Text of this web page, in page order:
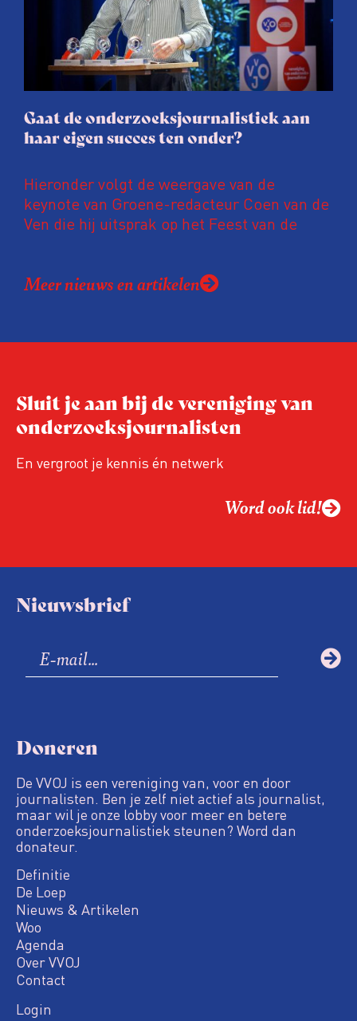
soms worden publicaties aangepast of
gaat de hele publicatie zelfs niet door.
Gaat de onderzoeksjournalistiek aan
haar eigen succes ten onder?
Hieronder volgt de weergave van de
keynote van Groene-redacteur Coen van de
Ven die hij uitsprak op het Feest van de
Coen uit zijn zorgen over de relatie tussen
de macht, de pers en het publiek aan de
Niet de maker, maar de ontvanger
relevant in tijden van nieuwe verzuiling?
Hoe moet de journalistiek omgaan met
een steeds onverschilligere macht?
Meer nieuws en artikelen
Sluit je aan bij de vereniging van
onderzoeksjournalisten
En vergroot je kennis én netwerk
Word ook lid!
Nieuwsbrief
Doneren
De VVOJ is een vereniging van, voor en door
journalisten. Ben je zelf niet actief als journalist,
maar wil je onze lobby voor meer en betere
onderzoeksjournalistiek steunen? Word dan
donateur.
Definitie
De Loep
Nieuws & Artikelen
Woo
Agenda
Over VVOJ
Contact
Login